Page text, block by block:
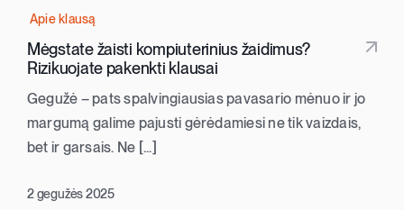
Apie mus
Kontaktai
Apie klausą
Mėgstate žaisti kompiuterinius žaidimus?
Rizikuojate pakenkti klausai
Gegužė – pats spalvingiausias pavasario mėnuo ir jo
margumą galime pajusti gėrėdamiesi ne tik vaizdais,
bet ir garsais. Ne [...]
2 gegužės 2025